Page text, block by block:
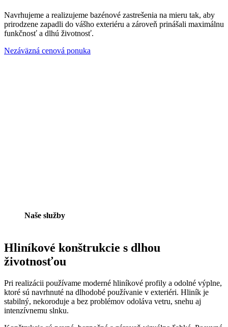
Navrhujeme a realizujeme bazénové zastrešenia na mieru tak, aby
prirodzene zapadli do vášho exteriéru a zároveň prinášali maximálnu
funkčnosť a dlhú životnosť.
Nezáväzná cenová ponuka
Naše služby
Hliníkové konštrukcie s dlhou
životnosťou
Pri realizácii používame moderné hliníkové profily a odolné výplne,
ktoré sú navrhnuté na dlhodobé používanie v exteriéri. Hliník je
stabilný, nekoroduje a bez problémov odoláva vetru, snehu aj
intenzívnemu slnku.